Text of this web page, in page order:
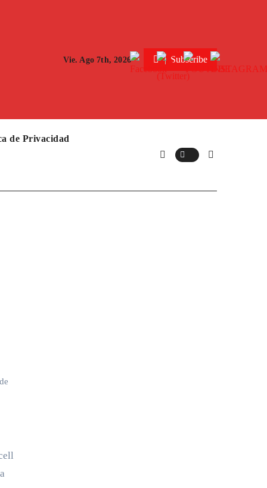
Vie. Ago 7th, 2026 Subscribe
de Privacidad